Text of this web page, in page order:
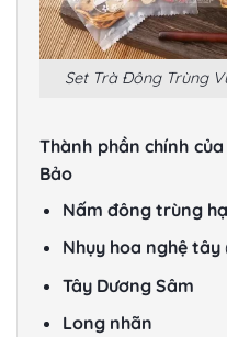
Set Trà Đông Trùng
Thành phần chính
Bảo
Nấm đông trùng
Nhụy hoa nghệ tây
Tây Dương Sâm
Long nhãn